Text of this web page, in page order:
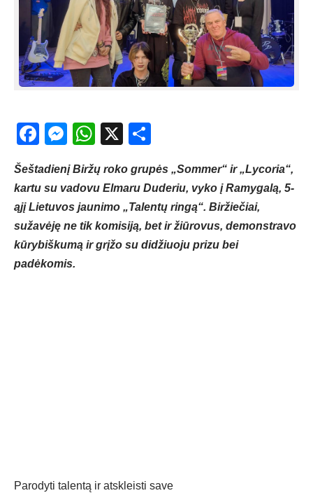
Facebook
Messenger
WhatsApp
X
Šeštadienį Biržų roko grupės „Sommer“ ir „Lycoria“,
kartu su vadovu Elmaru Duderiu, vyko į Ramygalą, 5-
ąjį Lietuvos jaunimo „Talentų ringą“. Biržiečiai,
sužavėję ne tik komisiją, bet ir žiūrovus, demonstravo
kūrybiškumą ir grįžo su didžiuoju prizu bei
padėkomis.
Parodyti talentą ir atskleisti save